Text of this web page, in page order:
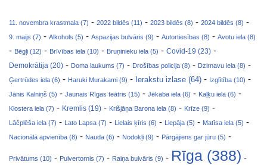
11. novembra krastmala (7) - 2022 bildēs (11) - 2023 bildēs (8) - 2024 bildēs (8) -
9. maijs (7) - Alkohols (5) - Aspazijas bulvāris (9) - Autortiesības (8) - Avotu iela (8)
- Bēgļi (12) - Brīvības iela (10) - Bruņinieku iela (5) - Covid-19 (23) -
Demokrātija (20) - Doma laukums (7) - Drošības policija (8) - Dzirnavu iela (8) -
Ģertrūdes iela (6) - Haruki Murakami (9) - Ierakstu izlase (64) - Izglītība (10) -
Jānis Kalniņš (5) - Jaunais Rīgas teātris (15) - Jēkaba iela (6) - Kaļķu iela (6) -
Klostera iela (7) - Kremlis (19) - Krišjāņa Barona iela (8) - Krīze (9) -
Lāčplēša iela (7) - Lato Lapsa (7) - Lielais ķīris (6) - Liepāja (5) - Matīsa iela (5) -
Nacionālā apvienība (8) - Nauda (6) - Nodokļi (9) - Pārgājiens gar jūru (5) -
Privātums (10) - Pulvertornis (7) - Raiņa bulvāris (9) - Rīga (388) -